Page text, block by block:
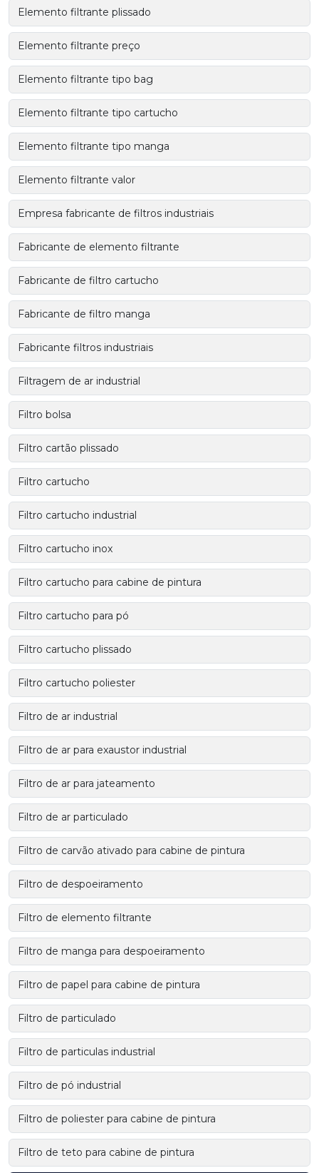
Elemento filtrante plissado
Elemento filtrante preço
Elemento filtrante tipo bag
Elemento filtrante tipo cartucho
Elemento filtrante tipo manga
Elemento filtrante valor
Empresa fabricante de filtros industriais
Fabricante de elemento filtrante
Fabricante de filtro cartucho
Fabricante de filtro manga
Fabricante filtros industriais
Filtragem de ar industrial
Filtro bolsa
Filtro cartão plissado
Filtro cartucho
Filtro cartucho industrial
Filtro cartucho inox
Filtro cartucho para cabine de pintura
Filtro cartucho para pó
Filtro cartucho plissado
Filtro cartucho poliester
Filtro de ar industrial
Filtro de ar para exaustor industrial
Filtro de ar para jateamento
Filtro de ar particulado
Filtro de carvão ativado para cabine de pintura
Filtro de despoeiramento
Filtro de elemento filtrante
Filtro de manga para despoeiramento
Filtro de papel para cabine de pintura
Filtro de particulado
Filtro de particulas industrial
Filtro de pó industrial
Filtro de poliester para cabine de pintura
Filtro de teto para cabine de pintura